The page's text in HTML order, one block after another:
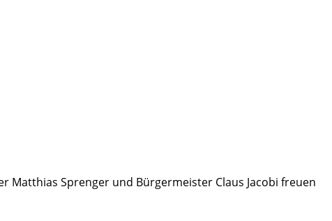
Matthias Sprenger und Bürgermeister Claus Jacobi freuen